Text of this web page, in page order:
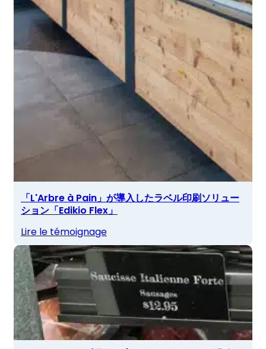
「L'Arbre à Pain」が導入したラベル印刷ソリュー
ション「Edikio Flex」
Lire le témoignage